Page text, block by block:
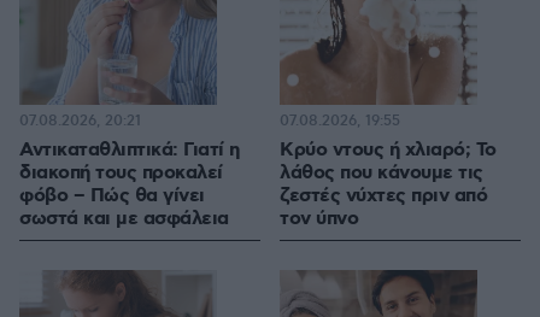
Αντικαταθλιπτικά: Γιατί η
διακοπή τους προκαλεί
φόβο – Πώς θα γίνει
σωστά και με ασφάλεια
07.08.2026, 20:21
Κρύο ντους ή χλιαρό; Το
λάθος που κάνουμε τις
ζεστές νύχτες πριν από
τον ύπνο
07.08.2026, 19:55